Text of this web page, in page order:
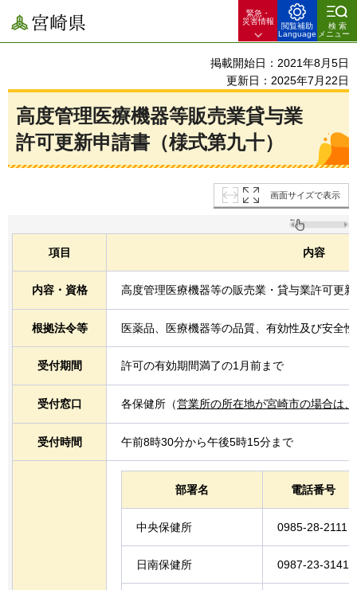
宮崎県
緊急・
災害情報
閲覧補助
Language
検索
メニュー
掲載開始日：2021年8月5日
更新日：2025年7月22日
高度管理医療機器等販売業貸与業
許可更新申請書（様式第九十）
画面サイズで表示
項目 内容
内容・資格 高度管理医療機器等の販売業・貸与業許可更
根拠法令等 医薬品、医療機器等の品質、有効性及び安全
受付期間 許可の有効期間満了の1月前まで
受付窓口 各保健所（営業所の所在地が宮崎市の場合は
受付時間 午前8時30分から午後5時15分まで
部署名 電話番号
中央保健所 0985-28-2111
日南保健所 0987-23-3141